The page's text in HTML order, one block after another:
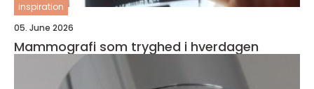
inspiration
05. June 2026
Mammografi som tryghed i hverdagen